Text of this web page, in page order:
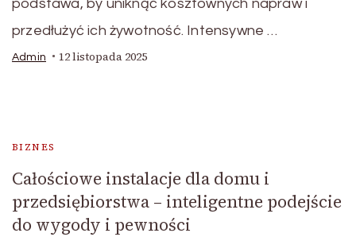
podstawa, by uniknąć kosztownych napraw i
przedłużyć ich żywotność. Intensywne …
Admin 12 listopada 2025
BIZNES
Całościowe instalacje dla domu i
przedsiębiorstwa – inteligentne podejście
do wygody i pewności